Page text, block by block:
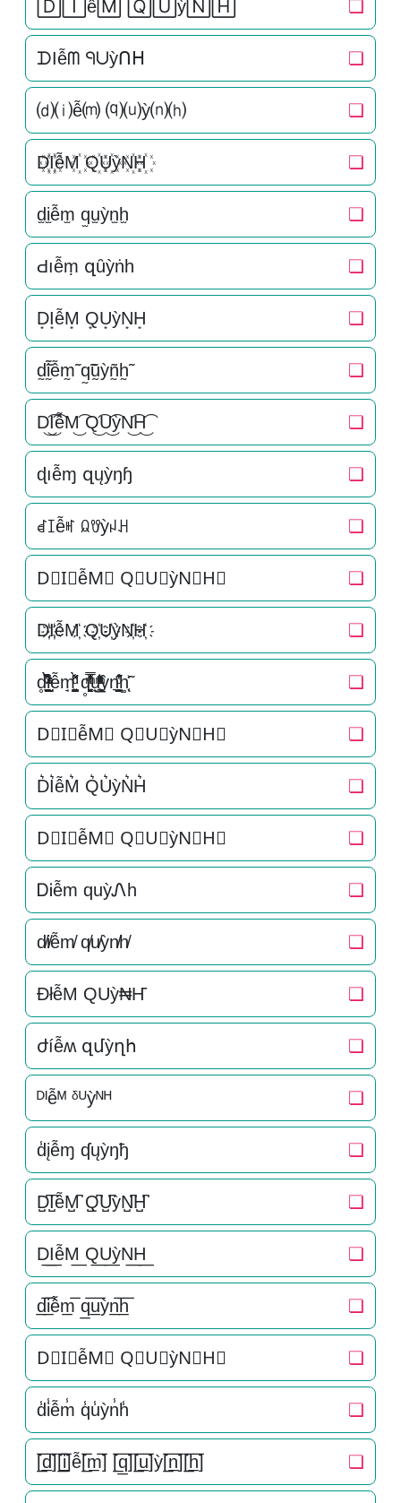
🄳🄸ễ🄼 🅀🅄ỳ🄽🄷 ❏
ᗪIễᗰ ᑫᑌỳᑎᕼ ❏
⒟⒤ễ⒨ ⒬⒰ỳ⒩⒣ ❏
D꙰I꙰ễM꙰ Q꙰U꙰ỳN꙰H꙰ ❏
d̫i̫ễm̫ q̫u̫ỳn̫h̫ ❏
Ԁıễṃ զȗỳṅһ ❏
D͙I͙ễM͙ Q͙U͙ỳN͙H͙ ❏
d̰̃ḭ̃ễm̰̃ q̰̃ṵ̃ỳñ̰h̰̃ ❏
D͜͡I͜͡ễM͜͡ Q͜͡U͜͡ỳN͜͡H͜͡ ❏
ɖıễɱ զųỳŋɧ ❏
ꀸꀤễꎭ ꆰꀎỳꈤꃅ ❏
D⃟I⃟ễM⃟ Q⃟U⃟ỳN⃟H⃟ ❏
D҉I҉ễM҉ Q҉U҉ỳN҉H҉ ❏
d̥̝̮͙͈͂̐̇ͮ̏̔̀̚ͅi̞̟̫̺ͭ̒ͭͣễm̘͈̺̪͓ͩ͂̾ͪ̀̋ q̥̳̭̘̳͔̹̄ͫ̔̌ͭ̿̓ͅu̟͎̲͕̼̳͉̲ͮͫͭ̋ͭ͛ͣ̈ỳn͉̠̙͉̗̺̋̋̔ͧ̊h͚̖̜̍̃͐ ❏
D⃗I⃗ễM⃗ Q⃗U⃗ỳN⃗H⃗ ❏
D͛I͛ễM͛ Q͛U͛ỳN͛H͛ ❏
D⃒I⃒ễM⃒ Q⃒U⃒ỳN⃒H⃒ ❏
ᎠᎥễm quỳᏁh ❏
d̸i̸ễm̸ q̸u̸ỳn̸h̸ ❏
ÐłễM QUỳ₦Ҥ ❏
ժíễʍ զմỳղհ ❏
ᴰᴵễᴹ ᵟᵁỳᴺᴴ ❏
d̾įễɱ ʠųỳŋђ ❏
D̺͆I̺͆ễM̺͆ Q̺͆U̺͆ỳN̺͆H̺͆ ❏
D͟I͟ễM͟ Q͟U͟ỳN͟H͟ ❏
d̲̅i̲̅ễm̲̅ q̲̅u̲̅ỳn̲̅h̲̅ ❏
D⃣I⃣ễM⃣ Q⃣U⃣ỳN⃣H⃣ ❏
d̾i̾ễm̾ q̾u̾ỳn̾h̾ ❏
[̲̅d̲̅][̲̅i̲̅]ễ[̲̅m̲̅] [̲̅q̲̅][̲̅u̲̅]ỳ[̲̅n̲̅][̲̅h̲̅] ❏